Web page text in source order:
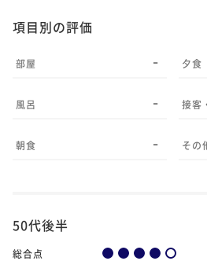
項目別の評価
部屋 -
風呂 -
朝食 -
夕食
接客
その
50代後半
総合点